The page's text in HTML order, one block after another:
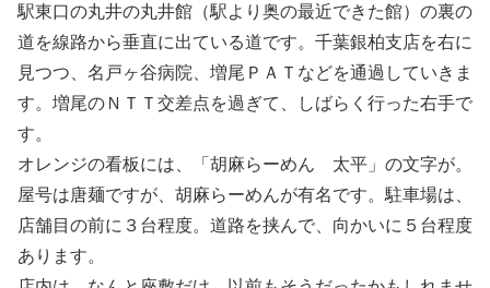
駅東口の丸井の丸井館（駅より奥の最近できた館）の裏の
道を線路から垂直に出ている道です。千葉銀柏支店を右に
見つつ、名戸ヶ谷病院、増尾ＰＡＴなどを通過していきま
す。増尾のＮＴＴ交差点を過ぎて、しばらく行った右手で
す。
オレンジの看板には、「胡麻らーめん 太平」の文字が。
屋号は唐麺ですが、胡麻らーめんが有名です。駐車場は、
店舗目の前に３台程度。道路を挟んで、向かいに５台程度
あります。